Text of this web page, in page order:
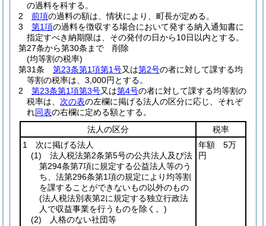
の過料を科する。
2
前項の過料の額は、情状により、町長が定める。
3
第1項の過料を徴収する場合において発する納入通知書に
指定すべき納期限は、その発付の日から10日以内とする。
第27条から第30条まで
削除
(均等割の税率)
第31条
第23条第1項第1号又は第2号の者に対して課する均
等割の税率は、3,000円とする。
2
第23条第1項第3号又は第4号の者に対して課する均等割の
税率は、 次の表の左欄に掲げる法人の区分に応じ、それぞ
れ同表の右欄に定める額とする。
法人の区分
税率
1 次に掲げる法人
(1) 法人税法第2条第5号の公共法人及び法
第294条第7項に規定する公益法人等のう
ち、法第296条第1項の規定により均等割
を課することができないもの以外のもの
(法人税法別表第2に規定する独立行政法
人で収益事業を行うものを除く。)
(2) 人格のない社団等
年額 5万
円